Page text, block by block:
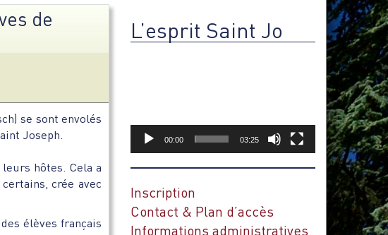
de
se sont envolés
Joseph.
hôtes. Cela a
crée avec
élèves français
L’esprit Saint Jo
00:00 03:25
Inscription
Contact & Plan d’accès
Informations administratives